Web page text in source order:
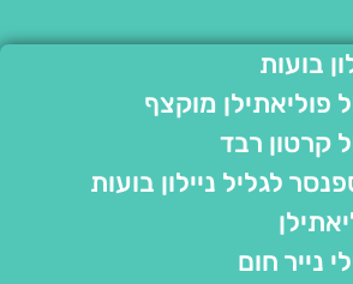
בועות
פוליאתילן מוקצף
קרטון רבד
לגליל ניילון בועות
נייר חום